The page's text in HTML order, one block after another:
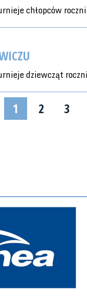
chłopców
dziewcząt
1 2 3